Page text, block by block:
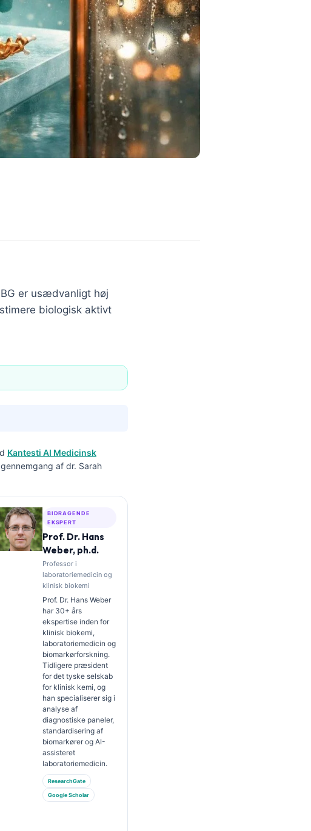
er usædvanligt høj
biologisk aktivt
Kantesti AI Medicinsk
af dr. Sarah
BIDRAGENDE
EKSPERT
Prof. Dr. Hans
Weber, ph.d.
Professor i
laboratoriemedicin og
klinisk biokemi
Prof. Dr. Hans Weber
har 30+ års
ekspertise inden for
klinisk biokemi,
laboratoriemedicin og
biomarkørforskning.
Tidligere præsident
for det tyske selskab
for klinisk kemi, og
han specialiserer sig i
analyse af
diagnostiske paneler,
standardisering af
biomarkører og AI-
assisteret
laboratoriemedicin.
ResearchGate
Google Scholar